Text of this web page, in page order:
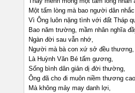
Một tấm lòng mà bao người dân
Vì Ông luôn nặng tình với đất Tháp
Bao năm trường, mầm nhân nghĩa
Ngàn đời sau vẫn nhớ,
Người mà bà con xứ sở đều thương,
Là Huỳnh Văn Bé tấm gương,
Sống bình dân giản dị đời thường,
Ông đã cho đi muôn niềm thương
Mà không mảy may danh lợi,